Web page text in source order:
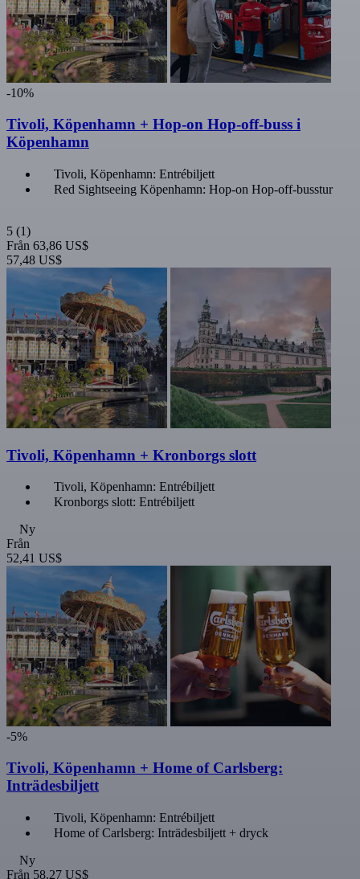
-10%
Tivoli, Köpenhamn + Hop-on Hop-off-buss i
Köpenhamn
Tivoli, Köpenhamn: Entrébiljett
Red Sightseeing Köpenhamn: Hop-on Hop-off-busstur
5 (1)
Från 63,86 US$
57,48 US$
Tivoli, Köpenhamn + Kronborgs slott
Tivoli, Köpenhamn: Entrébiljett
Kronborgs slott: Entrébiljett
Ny
Från
52,41 US$
-5%
Tivoli, Köpenhamn + Home of Carlsberg:
Inträdesbiljett
Tivoli, Köpenhamn: Entrébiljett
Home of Carlsberg: Inträdesbiljett + dryck
Ny
Från 58,27 US$